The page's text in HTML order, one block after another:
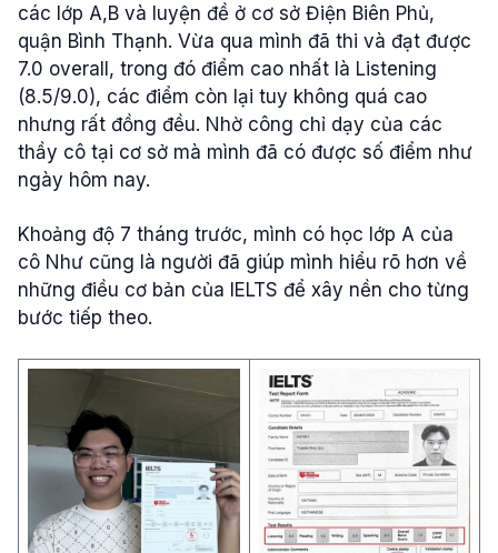
các lớp A,B và luyện đề ở cơ sở Điện Biên Phủ,
quận Bình Thạnh. Vừa qua mình đã thi và đạt được
7.0 overall, trong đó điểm cao nhất là Listening
(8.5/9.0), các điểm còn lại tuy không quá cao
nhưng rất đồng đều. Nhờ công chỉ dạy của các
thầy cô tại cơ sở mà mình đã có được số điểm như
ngày hôm nay.
Khoảng độ 7 tháng trước, mình có học lớp A của
cô Như cũng là người đã giúp mình hiểu rõ hơn về
những điều cơ bản của IELTS để xây nền cho từng
bước tiếp theo.